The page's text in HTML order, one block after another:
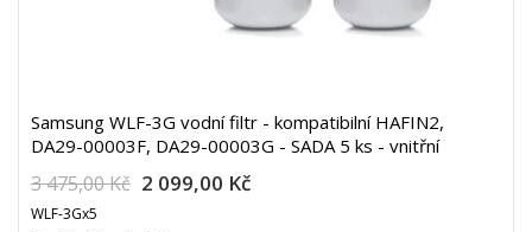
Samsung WLF-3G vodní filtr - kompatibilní HAFIN2,
DA29-00003F, DA29-00003G - SADA 5 ks - vnitřní
3 475,00 Kč 2 099,00 Kč
WLF-3Gx5